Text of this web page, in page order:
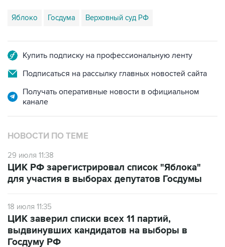
Яблоко Госдума Верховный суд РФ
Купить подписку на профессиональную ленту
Подписаться на рассылку главных новостей сайта
Получать оперативные новости в официальном
канале
НОВОСТИ ПО ТЕМЕ
29 июля 11:38
ЦИК РФ зарегистрировал список "Яблока"
для участия в выборах депутатов Госдумы
18 июля 11:35
ЦИК заверил списки всех 11 партий,
выдвинувших кандидатов на выборы в
Госдуму РФ